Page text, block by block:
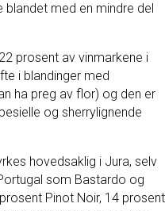
med en mindre del
prosent av vinmarkene i
i blandinger med
ha preg av flor) og den er
og sherrylignende
hovedsaklig i Jura, selv
som Bastardo og
Pinot Noir, 14 prosent